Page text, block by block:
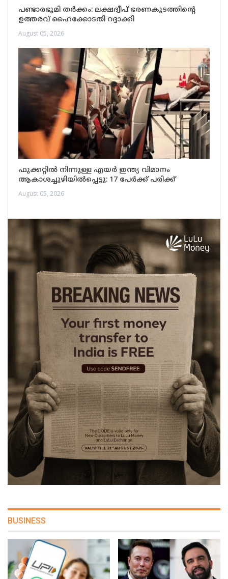
പണ്ടാരഭൂമി തർക്കം: ലക്ഷദ്വീപ് ഭരണകൂടത്തിന്റെ
ഉത്തരവ് ഹൈക്കോടതി റദ്ദാക്കി
August 05, 2026
ഫുക്കറ്റിൽ നിന്നുള്ള എയർ ഇന്ത്യ വിമാനം
ആകാശച്ചുഴിയിൽപ്പെട്ടു: 17 പേർക്ക് പരിക്ക്
August 05, 2026
BUSINESS